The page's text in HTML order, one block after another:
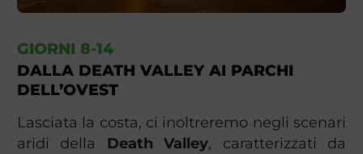
GIORNI 8-14
DALLA DEATH VALLEY AI PARCHI
DELL’OVEST
Lasciata la costa, ci inoltreremo negli scenari
aridi della Death Valley, caratterizzati da